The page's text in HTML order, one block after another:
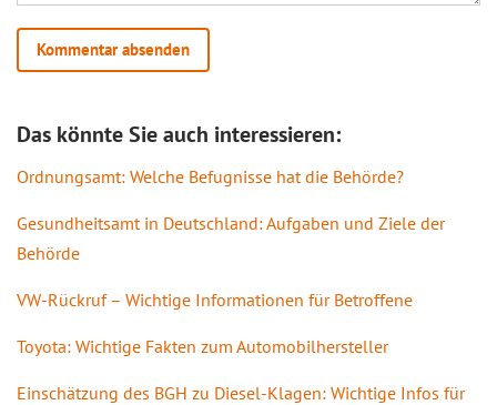
Das könnte Sie auch interessieren:
Ordnungsamt: Welche Befugnisse hat die Behörde?
Gesundheitsamt in Deutschland: Aufgaben und Ziele der
Behörde
VW-Rückruf – Wichtige Informationen für Betroffene
Toyota: Wichtige Fakten zum Automobilhersteller
Einschätzung des BGH zu Diesel-Klagen: Wichtige Infos für